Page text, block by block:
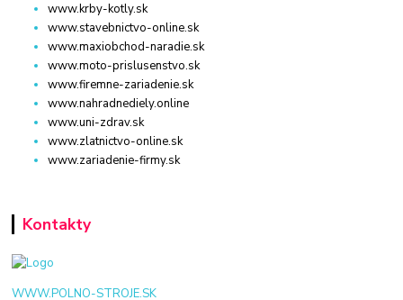
www.krby-kotly.sk
www.stavebnictvo-online.sk
www.maxiobchod-naradie.sk
www.moto-prislusenstvo.sk
www.firemne-zariadenie.sk
www.nahradnediely.online
www.uni-zdrav.sk
www.zlatnictvo-online.sk
www.zariadenie-firmy.sk
Kontakty
WWW.POLNO-STROJE.SK